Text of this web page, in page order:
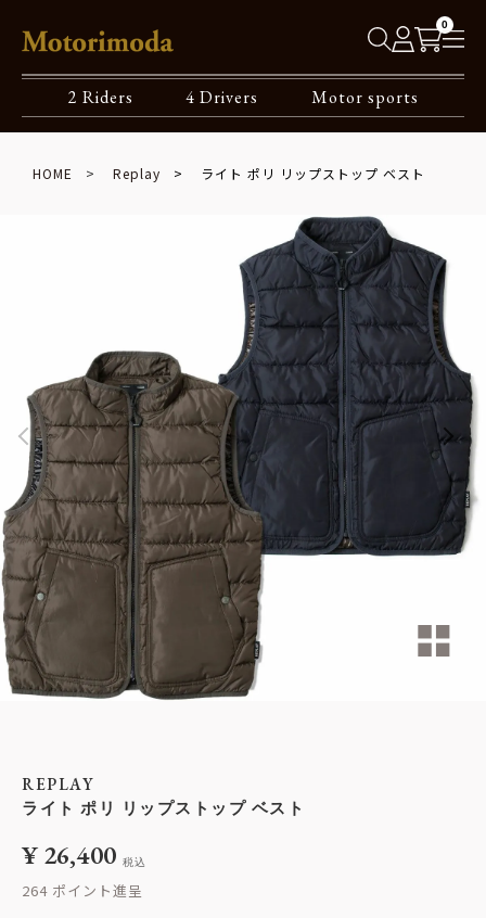
0
2 Riders 4 Drivers Motor sports
HOME Replay ライト ポリ リップストップ ベスト
REPLAY
ライト ポリ リップストップ ベスト
¥26,400 税込
264